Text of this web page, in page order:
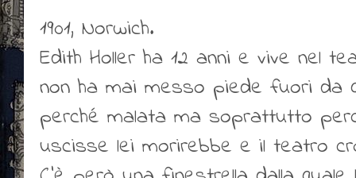
1901, Norwich.
Edith Holler ha 12 anni e vive nel
non ha mai messo piede fuori da
perché malata ma soprattutto
uscisse lei morirebbe e il teatro